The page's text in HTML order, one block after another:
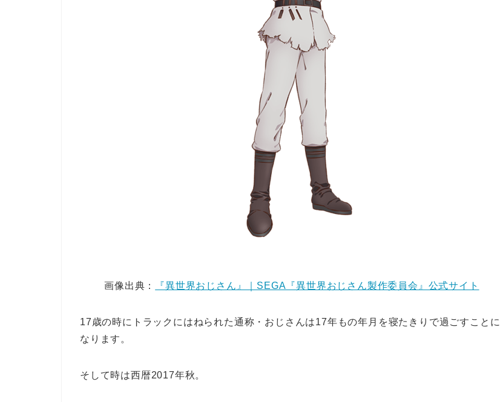
画像出典： 『異世界おじさん』｜SEGA『異世界おじさん製作委員会』公式サイト
17歳の時にトラックにはねられた通称・おじさんは17年もの年月を寝たきりで過ごすことに
なります。
そして時は西暦2017年秋。